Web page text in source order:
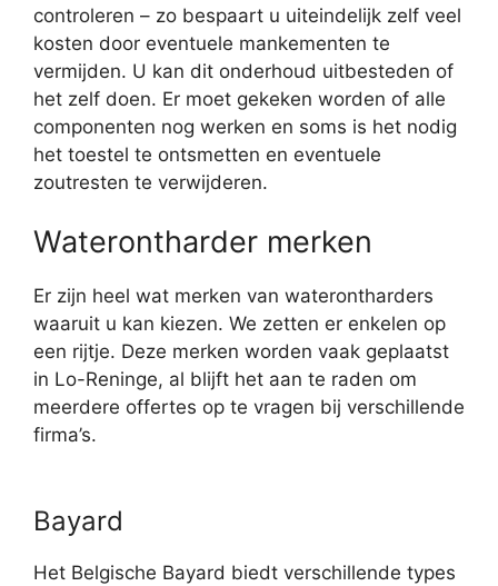
controleren – zo bespaart u uiteindelijk zelf veel
kosten door eventuele mankementen te
vermijden. U kan dit onderhoud uitbesteden of
het zelf doen. Er moet gekeken worden of alle
componenten nog werken en soms is het nodig
het toestel te ontsmetten en eventuele
zoutresten te verwijderen.
Waterontharder merken
Er zijn heel wat merken van waterontharders
waaruit u kan kiezen. We zetten er enkelen op
een rijtje. Deze merken worden vaak geplaatst
in Lo-Reninge, al blijft het aan te raden om
meerdere offertes op te vragen bij verschillende
firma’s.
Bayard
Het Belgische Bayard biedt verschillende types